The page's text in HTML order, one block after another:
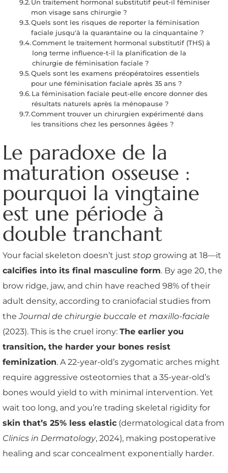
Un traitement hormonal substitutif peut-il féminiser
mon visage sans chirurgie ?
Quels sont les risques de reporter la féminisation
faciale jusqu'à la quarantaine ou la cinquantaine ?
Comment le traitement hormonal substitutif (THS) à
long terme influence-t-il la planification de la
chirurgie de féminisation faciale ?
Quels sont les examens préopératoires essentiels
pour une féminisation faciale après 35 ans ?
La féminisation faciale peut-elle encore donner des
résultats naturels après la ménopause ?
Comment trouver un chirurgien expérimenté dans
les transitions chez les personnes âgées ?
Le paradoxe de la
maturation osseuse :
pourquoi la vingtaine
est une période à
double tranchant
Your facial skeleton doesn’t just stop growing at 18—it
calcifies into its final masculine form. By age 20, the
brow ridge, jaw, and chin have reached 98% of their
adult density, according to craniofacial studies from
theJournal de chirurgie buccale et maxillo-faciale
(2023). This is the cruel irony: The earlier you
transition, the harder your bones resist
feminization. A 22-year-old’s zygomatic arches might
require aggressive osteotomies that a 35-year-old’s
bones would yield to with minimal intervention. Yet
wait too long, and you’re trading skeletal rigidity for
skin that’s 25% less elastic (dermatological data from
Clinics in Dermatology, 2024), making postoperative
healing and scar concealment exponentially harder.